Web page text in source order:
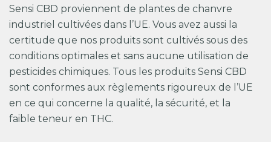
Sensi CBD proviennent de plantes de chanvre
industriel cultivées dans l’UE. Vous avez aussi la
certitude que nos produits sont cultivés sous des
conditions optimales et sans aucune utilisation de
pesticides chimiques. Tous les produits Sensi CBD
sont conformes aux règlements rigoureux de l’UE
en ce qui concerne la qualité, la sécurité, et la
faible teneur en THC.